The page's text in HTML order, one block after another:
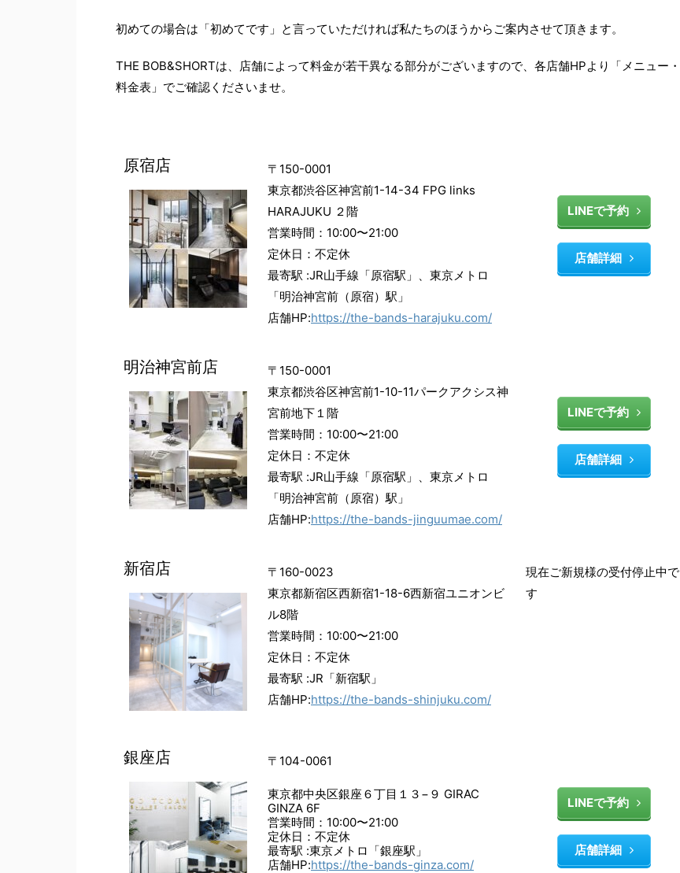
初めての場合は「初めてです」と言っていただければ私たちのほうからご案内させて頂きます。
THE BOB&SHORTは、店舗によって料金が若干異なる部分がございますので、各店舗HPより「メニュー・
料金表」でご確認くださいませ。
原宿店
〒150-0001
東京都渋谷区神宮前1-14-34 FPG links
HARAJUKU ２階
営業時間：10:00〜21:00
定休日：不定休
最寄駅 :JR山手線「原宿駅」、東京メトロ
「明治神宮前（原宿）駅」
店舗HP:https://the-bands-harajuku.com/
LINEで予約
店舗詳細
明治神宮前店
〒150-0001
東京都渋谷区神宮前1-10-11パークアクシス神
宮前地下１階
営業時間：10:00〜21:00
定休日：不定休
最寄駅 :JR山手線「原宿駅」、東京メトロ
「明治神宮前（原宿）駅」
店舗HP:https://the-bands-jinguumae.com/
LINEで予約
店舗詳細
新宿店
〒160-0023
東京都新宿区西新宿1-18-6西新宿ユニオンビ
ル8階
営業時間：10:00〜21:00
定休日：不定休
最寄駅 :JR「新宿駅」
店舗HP:https://the-bands-shinjuku.com/
現在ご新規様の受付停止中で
す
銀座店 〒104-0061
東京都中央区銀座６丁目１３−９ GIRAC
GINZA 6F
営業時間：10:00〜21:00
定休日：不定休
最寄駅 :東京メトロ「銀座駅」
店舗HP:https://the-bands-ginza.com/
LINEで予約
店舗詳細